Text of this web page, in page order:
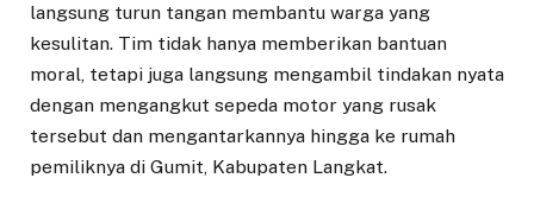
langsung turun tangan membantu warga yang
kesulitan. Tim tidak hanya memberikan bantuan
moral, tetapi juga langsung mengambil tindakan nyata
dengan mengangkut sepeda motor yang rusak
tersebut dan mengantarkannya hingga ke rumah
pemiliknya di Gumit, Kabupaten Langkat.